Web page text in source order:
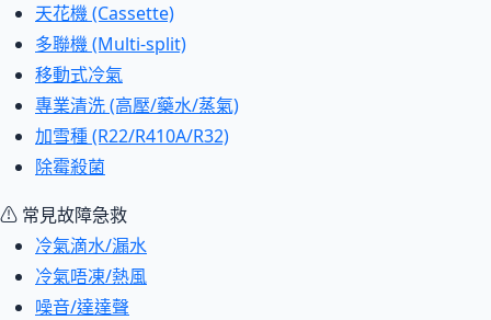
天花機 (Cassette)
多聯機 (Multi-split)
移動式冷氣
專業清洗 (高壓/藥水/蒸氣)
加雪種 (R22/R410A/R32)
除霉殺菌
⚠ 常見故障急救
冷氣滴水/漏水
冷氣唔凍/熱風
噪音/達達聲